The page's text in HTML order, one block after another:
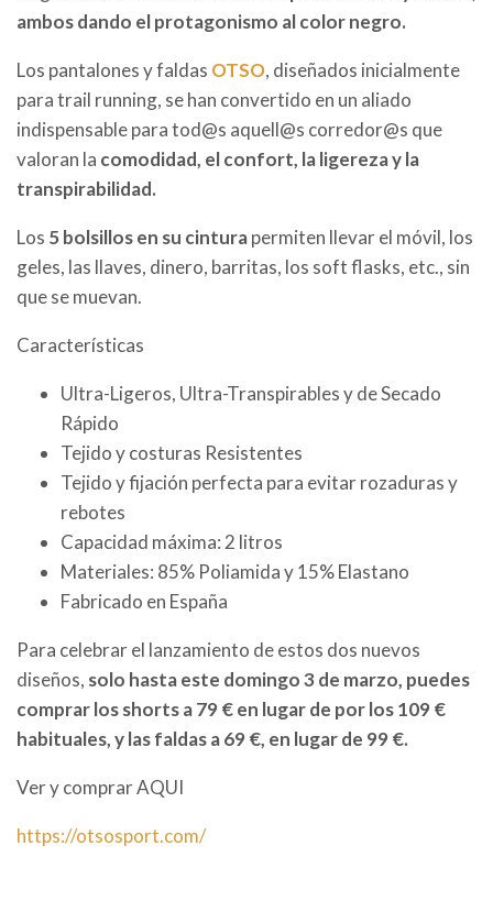
ambos dando el protagonismo al color negro.
Los pantalones y faldas OTSO, diseñados inicialmente
para trail running, se han convertido en un aliado
indispensable para tod@s aquell@s corredor@s que
valoran la comodidad, el confort, la ligereza y la
transpirabilidad.
Los 5 bolsillos en su cinturapermiten llevar el móvil, los
geles, las llaves, dinero, barritas, los soft flasks, etc., sin
que se muevan.
Características
Ultra-Ligeros, Ultra-Transpirables y de Secado
Rápido
Tejido y costuras Resistentes
Tejido y fijación perfecta para evitar rozaduras y
rebotes
Capacidad máxima: 2 litros
Materiales: 85% Poliamida y 15% Elastano
Fabricado en España
Para celebrar el lanzamiento de estos dos nuevos
diseños, solo hasta este domingo 3 de marzo, puedes
comprar los shorts a 79 € en lugar de por los 109 €
habituales, y las faldas a 69 €, en lugar de 99 €.
Ver y comprar AQUI
https://otsosport.com/